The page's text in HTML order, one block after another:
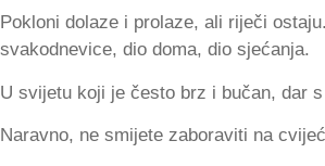
Pokloni dolaze i prolaze, ali riječi
svakodnevice, dio doma, dio sjećanja.
U svijetu koji je često brz i bučan, dar
Naravno, ne smijete zaboraviti na